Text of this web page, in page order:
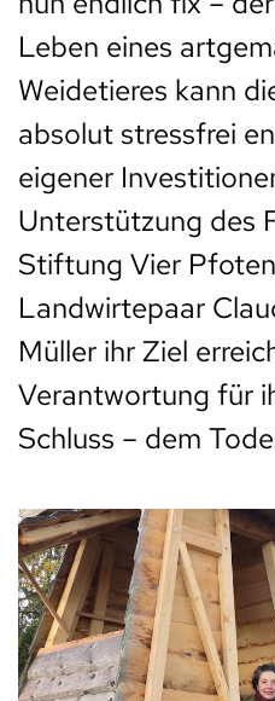
Leben eines
Weidetieres kann
absolut stressfrei
eigener
Unterstützung des
Stiftung Vier
Landwirtepaar
Müller ihr Ziel
Verantwortung für
Schluss – dem